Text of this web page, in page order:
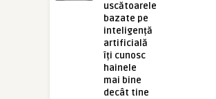
uscătoarele
bazate pe
inteligență
artificială
îți cunosc
hainele
mai bine
decât tine